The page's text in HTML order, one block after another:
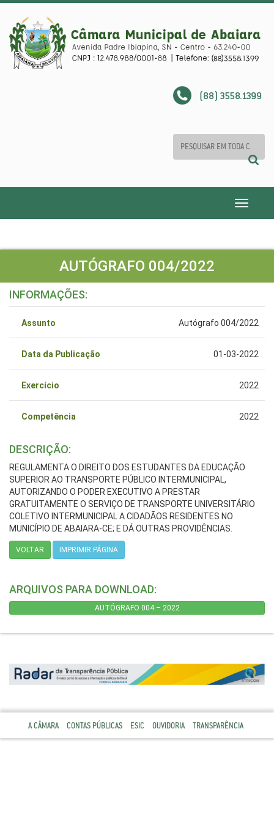
(88) 3558.1399
Toggle
AUTÓGRAFO 004/2022
INFORMAÇÕES:
Assunto Autógrafo 004/2022
Data da Publicação 01-03-2022
Exercício 2022
Competência 2022
DESCRIÇÃO:
REGULAMENTA O DIREITO DOS ESTUDANTES DA EDUCAÇÃO
SUPERIOR AO TRANSPORTE PÚBLICO INTERMUNICIPAL,
AUTORIZANDO O PODER EXECUTIVO A PRESTAR
GRATUITAMENTE O SERVIÇO DE TRANSPORTE UNIVERSITÁRIO
COLETIVO INTERMUNICIPAL A CIDADÃOS RESIDENTES NO
MUNICÍPIO DE ABAIARA-CE; E DÁ OUTRAS PROVIDÊNCIAS.
VOLTAR IMPRIMIR PÁGINA
ARQUIVOS PARA DOWNLOAD:
AUTÓGRAFO 004 – 2022
A CÂMARA CONTAS PÚBLICAS ESIC OUVIDORIA TRANSPARÊNCIA